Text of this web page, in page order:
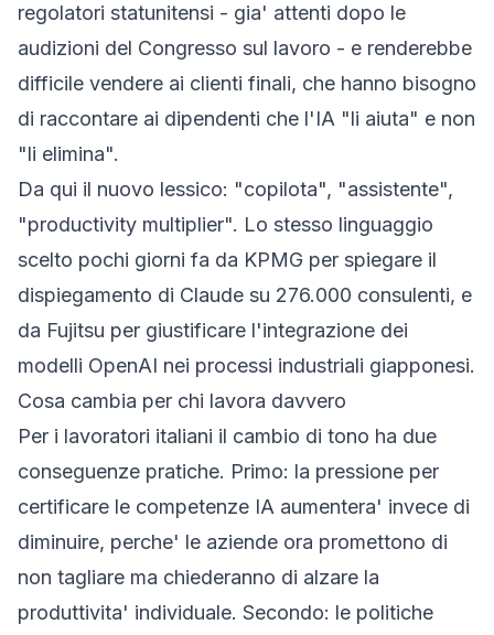
regolatori statunitensi - gia' attenti dopo le
audizioni del Congresso sul lavoro - e renderebbe
difficile vendere ai clienti finali, che hanno bisogno
di raccontare ai dipendenti che l'IA "li aiuta" e non
"li elimina".
Da qui il nuovo lessico: "copilota", "assistente",
"productivity multiplier". Lo stesso linguaggio
scelto pochi giorni fa da KPMG per spiegare il
dispiegamento di Claude su 276.000 consulenti, e
da Fujitsu per giustificare l'integrazione dei
modelli OpenAI nei processi industriali giapponesi.
Cosa cambia per chi lavora davvero
Per i lavoratori italiani il cambio di tono ha due
conseguenze pratiche. Primo: la pressione per
certificare le competenze IA aumentera' invece di
diminuire, perche' le aziende ora promettono di
non tagliare ma chiederanno di alzare la
produttivita' individuale. Secondo: le politiche